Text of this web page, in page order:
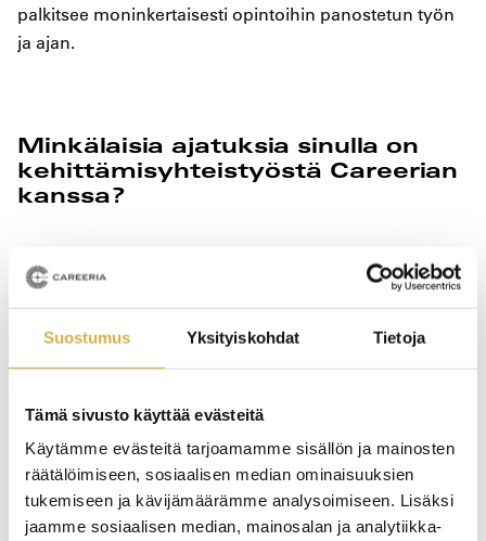
Suostumus Yksityiskohdat Tietoja
Tämä sivusto käyttää evästeitä
Käytämme evästeitä tarjoamamme sisällön ja mainosten
räätälöimiseen, sosiaalisen median ominaisuuksien
tukemiseen ja kävijämäärämme analysoimiseen. Lisäksi
jaamme sosiaalisen median, mainosalan ja analytiikka-
palkitsee moninkertaisesti opintoihin panostetun työn
ja ajan.
Minkälaisia ajatuksia sinulla on
kehittämisyhteistyöstä Careerian
kanssa?
– Careeriassa on huippuammattilaisia miettimässä
opettamisen vankka ammattitaito ja Fashion Finlandilta
unelmien asukokonaisuuteen, jossa jokainen tekijä
tukee toistaan. Tuloksena on innostava, kiinnostava,
tyylikäs, inspiroiva ja uutta luova kokonaisuus, josta
riittää iloa pitkälle tulevaisuuteen.